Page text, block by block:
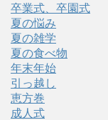
卒業式、卒園式
夏の悩み
夏の雑学
夏の食べ物
年末年始
引っ越し
恵方巻
成人式